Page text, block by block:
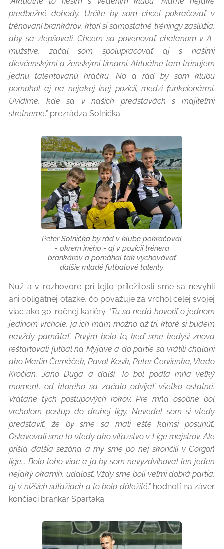
predbežné dohody. Určite by som chcel pokračovať v
trénovaní brankárov, ktorí si samostatné tréningy zaslúžia,
aby sa zlepšovali. Chcem sa povenovať chalanom v A-
mužstve, začal som spolupracovať aj s našimi
dievčenskými a ženskými tímami. Aktuálne tam trénujem
jednu talentovanú hráčku. No a rád by som klubu
pomohol aj na nejakej inej pozícií, medzi funkcionármi.
Uvidíme, kde sa v našich predstavách s majiteľmi
stretneme," prezrádza Solnička.
Peter Solnička by rád v klube pokračoval
- okrem iného - aj v pozícií trénera
brankárov a pomáhal tak vychovávať
ďalšie mladé futbalové talenty.
Nuž a v rozhovore pri tejto príležitosti sme sa nevyhli
ani obligátnej otázke, čo považuje za vrchol celej svojej
viac ako 30-ročnej kariéry. "Tu sa nedá hovoriť o jednom
jedinom vrchole, ja ich mám možno až tri, ktoré si budem
navždy pamätať. Prvým bolo to, keď sme kedysi znova
reštartovali futbal na Myjave a do partie sa vrátili chalani
ako Martin Černáček, Pavol Kosík, Peter Červienka, Vlado
Kročian, Jano Duga a ďalší. To bol podľa mňa veľký
moment, od ktorého sa začalo odvíjať všetko ostatné.
Vrátane tých postupových rokov. Pre mňa osobne bol
vrcholom postup do druhej ligy. Nevedel som si vtedy
predstaviť, že by sme sa mali ešte kamsi posunúť.
Oslavovali sme to vtedy ako víťazstvo v Lige majstrov. Ale
prišla ďalšia sezóna a my sme po nej skončili v Corgoň
lige... Bolo toho viac a ja by som nevyzdvihoval len jeden
nejaký okamih, udalosť. Vždy sme boli veľmi dobrá partia,
aj v nižších súťažiach a to bolo dôležité,"hodnotí na záver
končiaci brankár Spartaka.